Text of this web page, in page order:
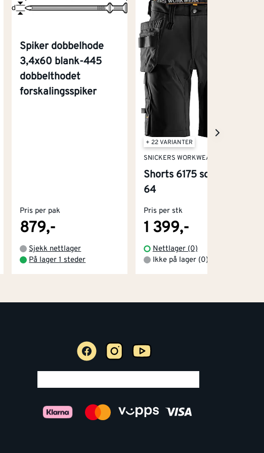
Spiker dobbelhode
3,4x60 blank-445
dobbelthodet
forskalingsspiker
Pris per pak
879,-
Sjekk nettlager
På lager 1 steder
+ 22 VARIANTER
SNICKERS WORKWEAR
Shorts 6175 sort str
64
Pris per stk
1 399,-
Nettlager (0)
Ikke på lager (0)